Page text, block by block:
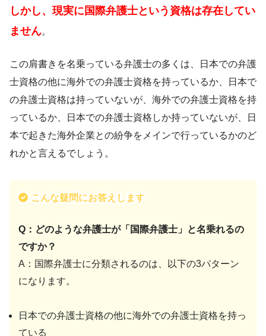
しかし、現実に国際弁護士という資格は存在してい
ません。
この肩書きを名乗っている弁護士の多くは、日本での弁護
士資格の他に海外での弁護士資格を持っているか、日本で
の弁護士資格は持っていないが、海外での弁護士資格を持
っているか、日本での弁護士資格しか持っていないが、日
本で起きた海外企業との紛争をメインで行っているかのど
れかと言えるでしょう。
こんな疑問にお答えします
Q：どのような弁護士が「国際弁護士」と名乗れるの
ですか？
A：国際弁護士に分類されるのは、以下の3パターン
になります。
日本での弁護士資格の他に海外での弁護士資格を持っ
ている